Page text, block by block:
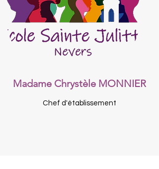
Madame Chrystèle MONNIER
Chef d'établissement